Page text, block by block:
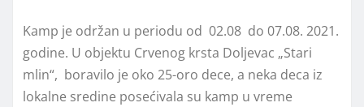
Kamp je održan u periodu od 02.08 do 07.08. 2021.
godine. U objektu Crvenog krsta Doljevac „Stari
mlin“, boravilo je oko 25-oro dece, a neka deca iz
lokalne sredine posećivala su kamp u vreme